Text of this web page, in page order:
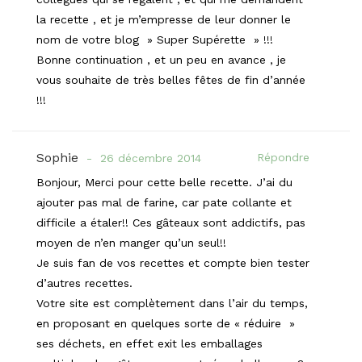
la recette , et je m’empresse de leur donner le
nom de votre blog » Super Supérette » !!!
Bonne continuation , et un peu en avance , je
vous souhaite de très belles fêtes de fin d’année
!!!
Sophie 26 décembre 2014
Répondre
Bonjour, Merci pour cette belle recette. J’ai du
ajouter pas mal de farine, car pate collante et
difficile a étaler!! Ces gâteaux sont addictifs, pas
moyen de n’en manger qu’un seul!!
Je suis fan de vos recettes et compte bien tester
d’autres recettes.
Votre site est complètement dans l’air du temps,
en proposant en quelques sorte de « réduire »
ses déchets, en effet exit les emballages